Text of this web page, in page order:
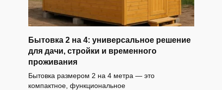
Бытовка 2 на 4: универсальное решение
для дачи, стройки и временного
проживания
Бытовка размером 2 на 4 метра — это
компактное, функциональное